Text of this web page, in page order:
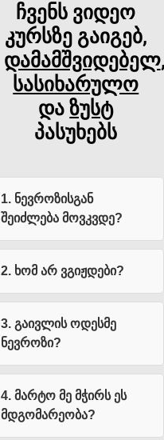
ჩვენს ვიდეო
კურსზე გაიგებ,
დამამშვიდებელ
სასიხარულო
დაზუსტ
პასუხებს
1. ნევროზისგან
შეიძლება მოვკვდე?
2. ხომ არ ვგიჟდები?
3. გაივლის ოდესმე
ნევროზი?
4. მარტო მე მჭირს ეს
მდგომარეობა?